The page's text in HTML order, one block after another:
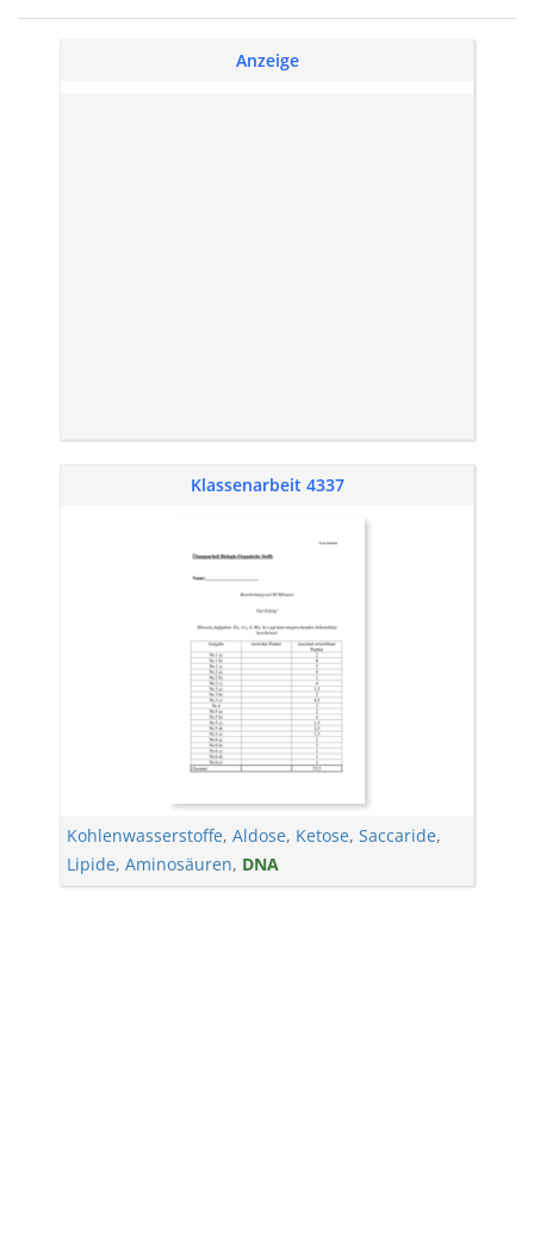
Anzeige
Klassenarbeit 4337
Kohlenwasserstoffe, Aldose, Ketose, Saccaride,
Lipide, Aminosäuren, DNA